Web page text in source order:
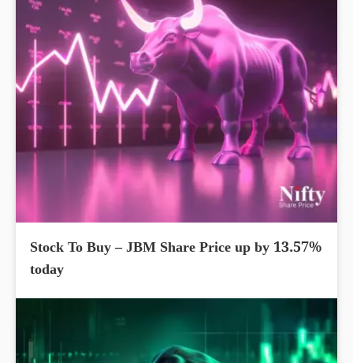
Stock To Buy – JBM Share Price up by 13.57%
today